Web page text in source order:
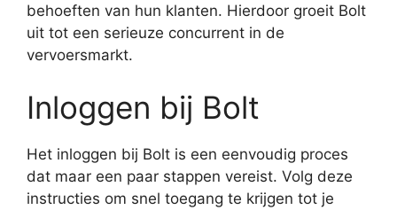
behoeften van hun klanten. Hierdoor groeit Bolt
uit tot een serieuze concurrent in de
vervoersmarkt.
Inloggen bij Bolt
Het inloggen bij Bolt is een eenvoudig proces
dat maar een paar stappen vereist. Volg deze
instructies om snel toegang te krijgen tot je